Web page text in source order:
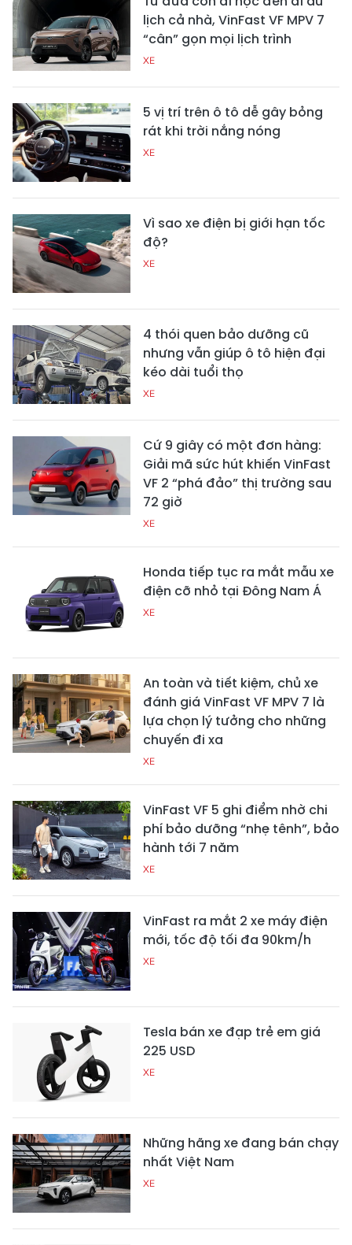
lịch cả nhà, VinFast VF MPV 7
“cân” gọn mọi lịch trình
XE
5 vị trí trên ô tô dễ gây bỏng
rát khi trời nắng nóng
XE
Vì sao xe điện bị giới hạn tốc
độ?
XE
4 thói quen bảo dưỡng cũ
nhưng vẫn giúp ô tô hiện đại
kéo dài tuổi thọ
XE
Cứ 9 giây có một đơn hàng:
Giải mã sức hút khiến VinFast
VF 2 “phá đảo” thị trường sau
72 giờ
XE
Honda tiếp tục ra mắt mẫu xe
điện cỡ nhỏ tại Đông Nam Á
XE
An toàn và tiết kiệm, chủ xe
đánh giá VinFast VF MPV 7 là
lựa chọn lý tưởng cho những
chuyến đi xa
XE
VinFast VF 5 ghi điểm nhờ chi
phí bảo dưỡng “nhẹ tênh”, bảo
hành tới 7 năm
XE
VinFast ra mắt 2 xe máy điện
mới, tốc độ tối đa 90km/h
XE
Tesla bán xe đạp trẻ em giá
225 USD
XE
Những hãng xe đang bán chạy
nhất Việt Nam
XE